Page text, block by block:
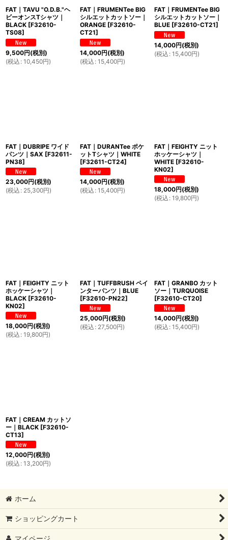
FAT｜TAVU "O.D.B."ヘ
ビーオンスTシャツ｜
BLACK [F32610-
TS08]
9,500円(税別)
(税込 : 10,450円)
FAT｜FRUMENTee BIG
シルエットカットソー｜
ORANGE [F32610-
CT21]
14,000円(税別)
(税込 : 15,400円)
FAT｜FRUMENTee BIG
シルエットカットソー｜
BLUE [F32610-CT21]
14,000円(税別)
(税込 : 15,400円)
FAT｜DUBRIPE ワイド
パンツ｜SAX [F32611-
PN38]
23,000円(税別)
(税込 : 25,300円)
FAT｜DURANTee ポケ
ットTシャツ｜WHITE
[F32611-CT24]
14,000円(税別)
(税込 : 15,400円)
FAT｜FEIGHTY ニット
ホッケーシャツ｜
WHITE [F32610-
KN02]
18,000円(税別)
(税込 : 19,800円)
FAT｜FEIGHTY ニット
ホッケーシャツ｜
BLACK [F32610-
KN02]
18,000円(税別)
(税込 : 19,800円)
FAT｜TUFFBRUSH ペイ
ンターパンツ｜BLUE
[F32610-PN22]
25,000円(税別)
(税込 : 27,500円)
FAT｜GRANBO カット
ソー｜TURQUOISE
[F32610-CT20]
14,000円(税別)
(税込 : 15,400円)
FAT｜CREAM カットソ
ー｜BLACK [F32610-
CT13]
12,000円(税別)
(税込 : 13,200円)
ホーム
ショッピングカート